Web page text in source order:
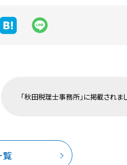
「秋田税理士事務所」に掲載されま